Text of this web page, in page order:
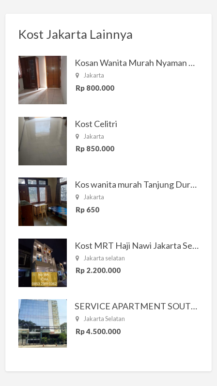
Kost Jakarta Lainnya
Kosan Wanita Murah Nyaman di Jakarta Selatan
Jakarta
Rp 800.000
Kost Celitri
Jakarta
Rp 850.000
Kos wanita murah Tanjung Duren Jakarta Barat
Jakarta
Rp 650
Kost MRT Haji Nawi Jakarta Selatan
Jakarta selatan
Rp 2.200.000
SERVICE APARTMENT SOUTH RESIDENCE
Jakarta Selatan
Rp 4.500.000